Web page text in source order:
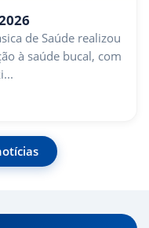
de Saúde realizou
à saúde bucal, com